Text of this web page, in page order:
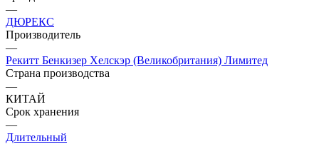
—
ДЮРЕКС
Производитель
—
Рекитт Бенкизер Хелскэр (Великобритания) Лимитед
Страна производства
—
КИТАЙ
Срок хранения
—
Длительный